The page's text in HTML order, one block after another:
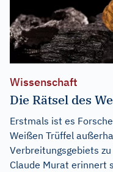
Wissenschaft
Die Rätsel des
Erstmals ist es
Weißen Trüffel
Verbreitungsgebiets zu
Claude Murat erinnert